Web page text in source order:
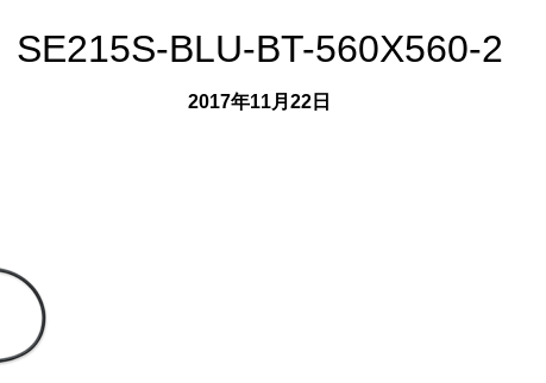
SE215S-BLU-BT-560X560-2
2017年11月22日